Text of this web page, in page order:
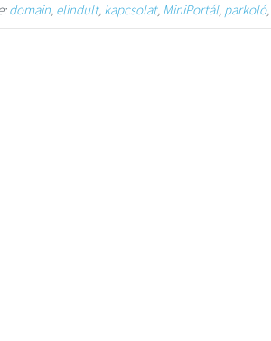
domain, elindult, kapcsolat, MiniPortál, parkoló,